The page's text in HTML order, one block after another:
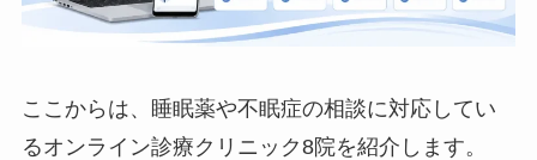
ここからは、睡眠薬や不眠症の相談に対応してい
るオンライン診療クリニック8院を紹介します。